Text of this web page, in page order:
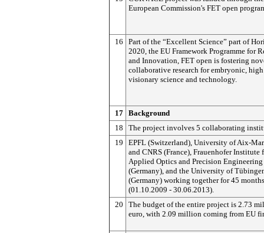
European Commission's FET open
16
Part of the “Excellent Science” part of
2020, the EU Framework Programme for
and Innovation, FET open is fostering
collaborative research for embryonic,
visionary science and technology.
17 Background
18
The project involves 5 collaborating
19
EPFL (Switzerland), University of Aix-
and CNRS (France), Frauenhofer Institute
Applied Optics and Precision Engineering
(Germany), and the University of
(Germany) working together for 45 months
(01.10.2009 - 30.06.2013).
20
The budget of the entire project is 2.73
euro, with 2.09 million coming from EU